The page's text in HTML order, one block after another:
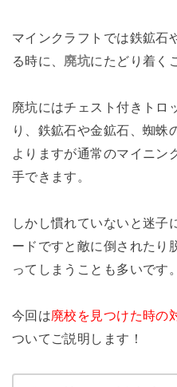
マインクラフトでは鉄鉱石
る時に、 廃坑にたどり着く
廃坑にはチェスト付きトロ
り、鉄鉱石や金鉱石、蜘蛛
よりますが通常のマイニン
手できます。
しかし慣れていないと迷子
ードですと敵に倒されたり
ってしまうことも多いです。
今回は廃校を見つけた時の
ついてご説明します！